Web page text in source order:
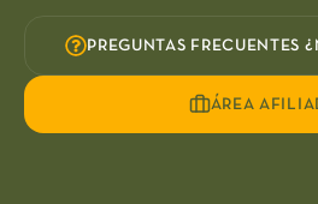
PREGUNTAS FRECUENTES
ÁREA